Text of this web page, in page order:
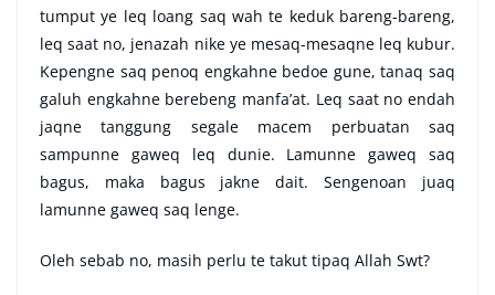
tumput ye leq loang saq wah te keduk bareng-bareng,
leq saat no, jenazah nike ye mesaq-mesaqne leq kubur.
Kepengne saq penoq engkahne bedoe gune, tanaq saq
galuh engkahne berebeng manfa’at. Leq saat no endah
jaqne tanggung segale macem perbuatan saq
sampunne gaweq leq dunie. Lamunne gaweq saq
bagus, maka bagus jakne dait. Sengenoan juaq
lamunne gaweq saq lenge.
Oleh sebab no, masih perlu te takut tipaq Allah Swt?